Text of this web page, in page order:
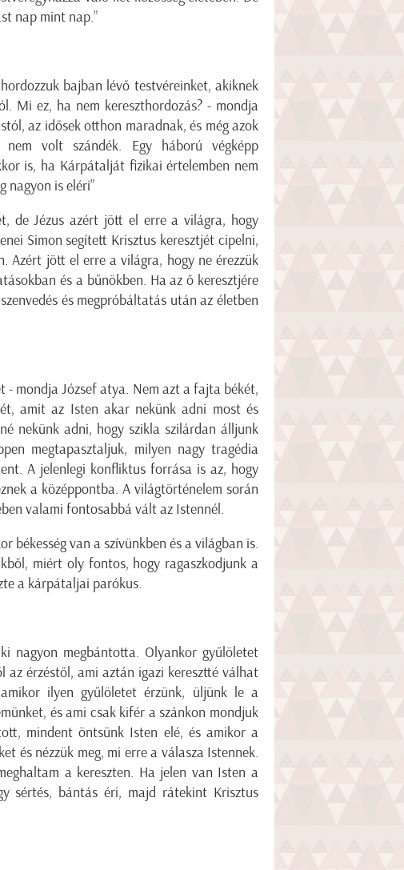
nap mint nap.”
bajban lévő testvéreinket, akiknek
Mi ez, ha nem kereszthordozás? - mondja
az idősek otthon maradnak, és még azok
volt szándék. Egy háború végképp
is, ha Kárpátalját fizikai értelemben nem
nagyon is eléri”
de Jézus azért jött el erre a világra, hogy
Simon segített Krisztus keresztjét cipelni,
Azért jött el erre a világra, hogy ne érezzük
és a bűnökben. Ha az ő keresztjére
és megpróbáltatás után az életben
mondja József atya. Nem azt a fajta békét,
amit az Isten akar nekünk adni most és
nekünk adni, hogy szikla szilárdan álljunk
megtapasztaljuk, milyen nagy tragédia
A jelenlegi konfliktus forrása is az, hogy
a középpontba. A világtörténelem során
valami fontosabbá vált az Istennél.
békesség van a szívünkben és a világban is.
miért oly fontos, hogy ragaszkodjunk a
a kárpátaljai parókus.
nagyon megbántotta. Olyankor gyűlöletet
az érzéstől, ami aztán igazi keresztté válhat
ilyen gyűlöletet érzünk, üljünk le a
és ami csak kifér a szánkon mondjuk
mindent öntsünk Isten elé, és amikor a
és nézzük meg, mi erre a válasza Istennek.
a kereszten. Ha jelen van Isten a
sértés, bántás éri, majd rátekint Krisztus